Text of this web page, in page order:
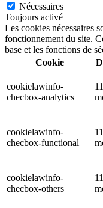
Nécessaires
Toujours activé
Les cookies nécessaires
fonctionnement du site.
base et les fonctions de
Cookie
cookielawinfo-
checbox-analytics
11
cookielawinfo-
checbox-functional
11
cookielawinfo-
checbox-others
11